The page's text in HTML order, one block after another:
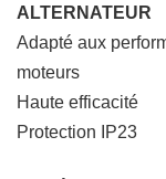
ALTERNATEUR
Adapté aux
moteurs
Haute efficacité
Protection IP23